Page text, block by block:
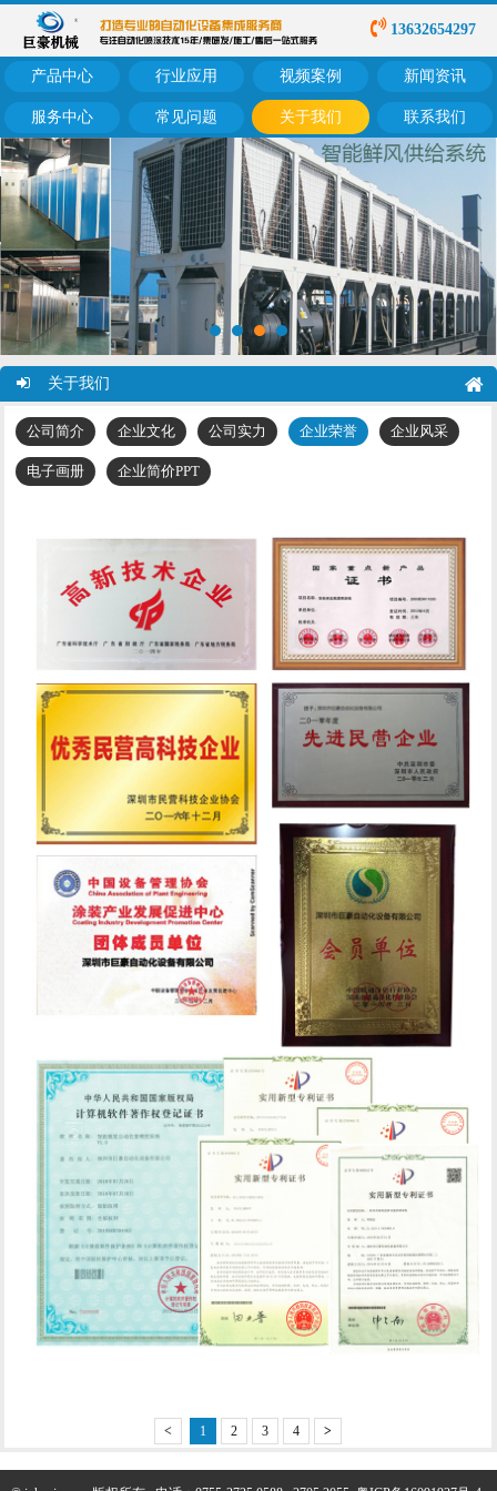
13632654297
产品中心 行业应用 视频案例 新闻资讯
服务中心 常见问题 关于我们 联系我们
关于我们
公司简介 企业文化 公司实力 企业荣誉 企业风采
电子画册 企业简价PPT
< 1 2 3 4 >